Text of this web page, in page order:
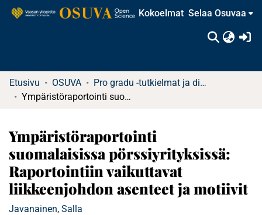
Kokoelmat Selaa Osuvaa
Etusivu OSUVA
Pro gradu -tutkielmat ja diplomityöt
Ympäristöraportointi suomalaisissa pörssiyrityksissä: Raportointiin vaikuttavat liikkeenjohdon asenteet ja motiivit
Ympäristöraportointi
suomalaisissa pörssiyrityksissä:
Raportointiin vaikuttavat
liikkeenjohdon asenteet ja motiivit
Javanainen, Salla